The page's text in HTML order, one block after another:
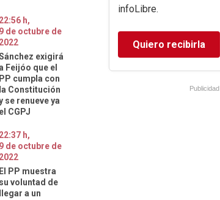
22:56 h,
9 de octubre de
2022
exigirá
Feijóo que el
PP cumpla con
la Constitución
se renueve ya
el CGPJ
22:37 h,
9 de octubre de
2022
El PP muestra
su voluntad de
llegar a un
infoLibre.
Quiero recibirla
Publicidad